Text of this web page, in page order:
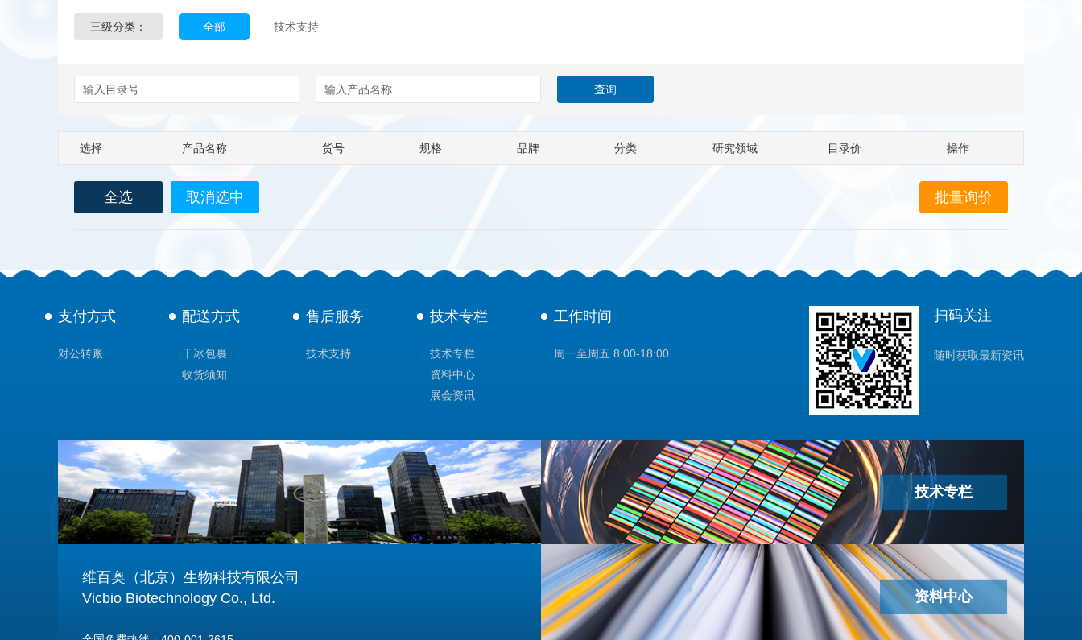
Affinity Biologicals
Berry & Associates Hybrid Plastics Milenia Biotec Sunrise Science
LGC Maine Standards
配送方式 售后服务
三级分类： 全部 技术支持
选择 产品名称 货号 规格 品牌 分类 研究领域 目录价 操作
全选 取消选中
支付方式
对公转账
配送方式
干冰包裹
收货须知
售后服务
技术支持
技术专栏
技术专栏
资料中心
展会资讯
工作时间
周一至周五 8:00-18:00
扫码关注
随时获取最新资讯
维百奥（北京）生物科技有限公司
Vicbio Biotechnology Co., Ltd.
技术专栏
资料中心